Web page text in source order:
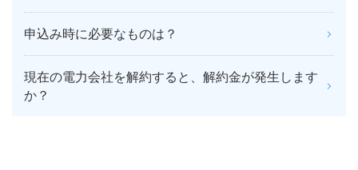
申込み時に必要なものは？
現在の電力会社を解約すると、解約金が発生します
か？